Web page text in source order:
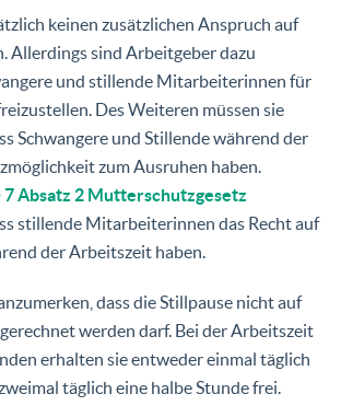
keinen zusätzlichen Anspruch auf
Allerdings sind Arbeitgeber dazu
und stillende Mitarbeiterinnen für
Des Weiteren müssen sie
Schwangere und Stillende während der
zum Ausruhen haben.
7 Absatz 2 Mutterschutzgesetz
stillende Mitarbeiterinnen das Recht auf
der Arbeitszeit haben.
dass die Stillpause nicht auf
werden darf. Bei der Arbeitszeit
erhalten sie entweder einmal täglich
täglich eine halbe Stunde frei.